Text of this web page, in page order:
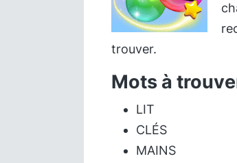
trouver.
Mots à
LIT
CLÉS
MAINS